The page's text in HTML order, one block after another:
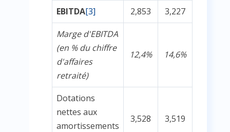
EBITDA[3] 2,853
3,227
Marge d'EBITDA
(en % du chiffre
d'affaires
retraité)
12,4% 14,6%
Dotations
nettes aux
amortissements
3,528 3,519